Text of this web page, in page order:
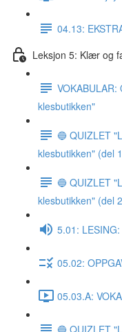
04.13:
Leksjon 5: Klær og
klesbutikken"
🔵 QUIZLET
klesbutikken" (del
🔵 QUIZLET
klesbutikken" (del
5.01:
05.02:
05.03.A:
🔵 QUIZLET